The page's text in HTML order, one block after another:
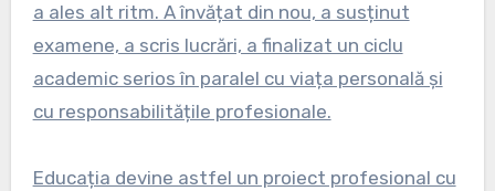
a ales alt ritm. A învățat din nou, a susținut
examene, a scris lucrări, a finalizat un ciclu
academic serios în paralel cu viața personală și
cu responsabilitățile profesionale.
Educația devine astfel un proiect profesional cu